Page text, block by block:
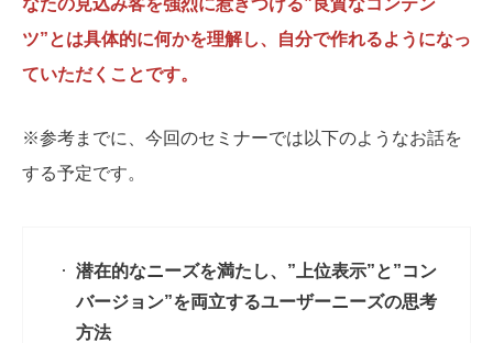
なたの見込み客を強烈に惹きつける”良質なコンテン
ツ”とは具体的に何かを理解し、自分で作れるようになっ
ていただくことです。
※参考までに、今回のセミナーでは以下のようなお話を
する予定です。
潜在的なニーズを満たし、”上位表示”と”コン
バージョン”を両立するユーザーニーズの思考
方法